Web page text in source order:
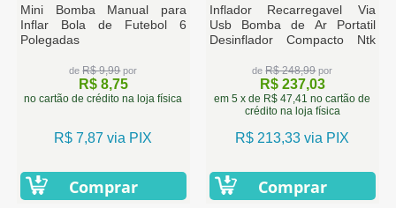
Mini Bomba Manual para
Inflar Bola de Futebol 6
Polegadas
deR$ 9,99por
R$ 8,75
no cartão de crédito na loja física
R$ 7,87 via PIX
Comprar
Inflador Recarregavel Via
Usb Bomba de Ar Portatil
Desinflador Compacto Ntk
deR$ 248,99por
R$ 237,03
em 5 x de R$ 47,41 no cartão de
crédito na loja física
R$ 213,33 via PIX
Comprar